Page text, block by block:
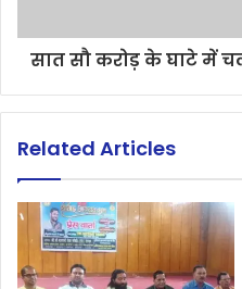
सात सौ करोड़ के घाटे में
Related Articles